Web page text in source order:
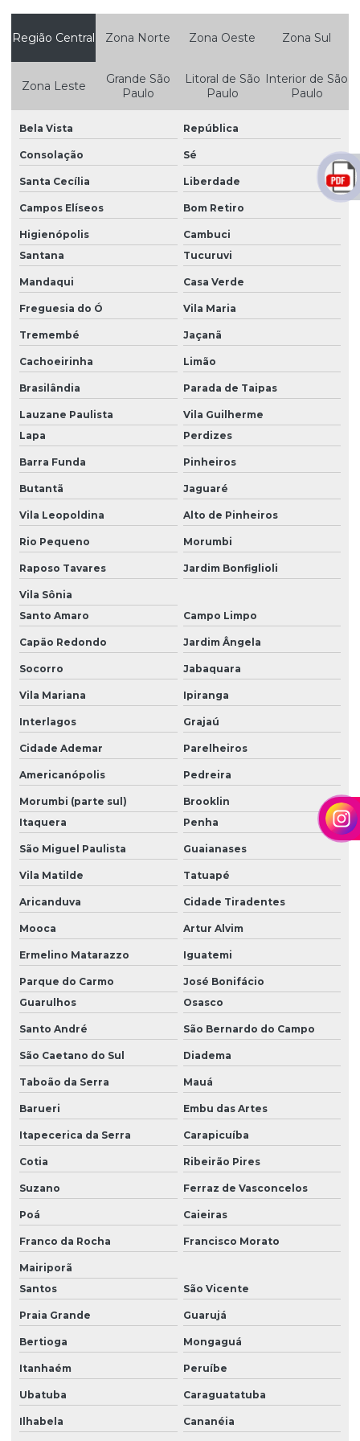
Empresa de compactação
Empresa de construção civil e terraplanagem
Empresa de demolição
Empresa de demolição com rompedor hidráulico
Empresa de demolição em são paulo
Empresa de demolição em sp
Empresa de escavação
Empresa de nivelamento
Empresa que faz terraplanagem
Empresa de terraplanagem
Empresa de terraplanagem são paulo
Empresa de terraplanagem sp
Empresa de terraplenagem em são paulo
Empresa de transporte de terra
Empresa de transporte de terra e entulho
Empresas de perfuração e desmonte de rochas
Empresas de terraplanagem e pavimentação
Equipamentos de terraplenagem
Escavação e aterro
Escavação construção civil
Escavação terraplenagem
Escavação de terreno
Execução de terraplenagem
Fornecedor de terra
Fornecimento de terra para aterro
Limpeza de terreno
Locação de escavadeira
Locação de máquinas
Locação de mini carregadeira
Movimentação de terra corte e aterro
Nivelamento de terra
Orçamento de projeto de terraplenagem
Orçamento serviço de terraplanagem
Orçamento terraplanagem
Orçamento de terraplenagem
Perfuração e desmonte de rochas
Preço do m3 de terra para aterro
Preço m3 de terraplenagem
Preço projeto terraplenagem
Preço de serviço de terraplanagem
Preço de terraplanagem
Preço de terraplanagem por metro quadrado
Projeto de terraplenagem
Quanto custa o serviço de terraplanagem
Região Central Zona Norte Zona Oeste Zona Sul
Zona Leste
Grande São
Paulo
Litoral de São
Paulo
Interior de São
Paulo
Bela Vista República
Consolação Sé
Santa Cecília Liberdade
Campos Elíseos Bom Retiro
Higienópolis
Cambuci
Santana
Tucuruvi
Mandaqui Casa Verde
Freguesia do Ó Vila Maria
Tremembé Jaçanã
Cachoeirinha Limão
Brasilândia Parada de Taipas
Lauzane Paulista
Vila Guilherme
Lapa
Perdizes
Barra Funda Pinheiros
Butantã Jaguaré
Vila Leopoldina Alto de Pinheiros
Rio Pequeno Morumbi
Raposo Tavares Jardim Bonfiglioli
Vila Sônia
Santo Amaro
Campo Limpo
Capão Redondo Jardim Ângela
Socorro Jabaquara
Vila Mariana Ipiranga
Interlagos Grajaú
Cidade Ademar Parelheiros
Americanópolis Pedreira
Morumbi (parte sul)
Brooklin
Itaquera
Penha
São Miguel Paulista Guaianases
Vila Matilde Tatuapé
Aricanduva Cidade Tiradentes
Mooca Artur Alvim
Ermelino Matarazzo Iguatemi
Parque do Carmo
José Bonifácio
Guarulhos
Osasco
Santo André São Bernardo do Campo
São Caetano do Sul Diadema
Taboão da Serra Mauá
Barueri Embu das Artes
Itapecerica da Serra Carapicuíba
Cotia Ribeirão Pires
Suzano Ferraz de Vasconcelos
Poá Caieiras
Franco da Rocha Francisco Morato
Mairiporã
Santos
São Vicente
Praia Grande Guarujá
Bertioga Mongaguá
Itanhaém Peruíbe
Ubatuba Caraguatatuba
Ilhabela Cananéia